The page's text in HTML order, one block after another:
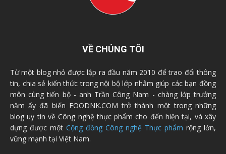
VỀ CHÚNG TÔI
Từ một blog nhỏ được lập ra đầu năm 2010 để trao đổi thông
tin, chia sẻ kiến thức trong nội bộ lớp nhằm giúp các bạn đồng
môn cùng tiến bộ - anh Trần Công Nam - chàng lớp trưởng
năm ấy đã biến FOODNK.COM trở thành một trong những
blog uy tín về Công nghệ thực phẩm cho đến hiện tại, và xây
dựng được một Cộng đồng Công nghệ Thực phẩm rộng lớn,
vững mạnh tại Việt Nam.